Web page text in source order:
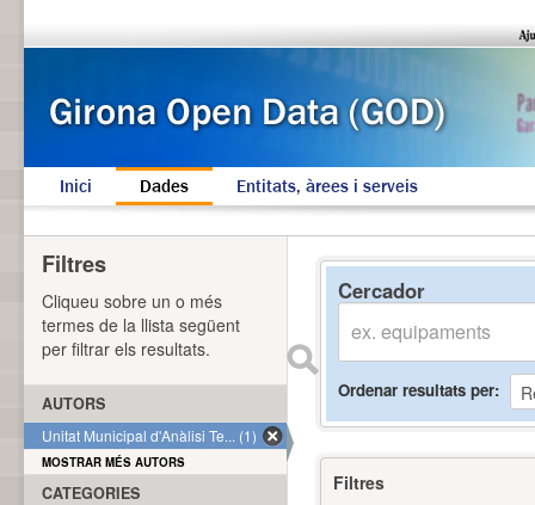
Inici Dades Entitats, àrees i serveis
Cercador
Ordenar resultats per
Filtres
Filtres
Cliqueu sobre un o més
termes de la llista següent
per filtrar els resultats.
AUTORS
Unitat Municipal d'Anàlisi Te... (1)
MOSTRAR MÉS AUTORS
CATEGORIES